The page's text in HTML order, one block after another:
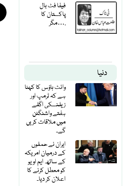
فیفا فٹ بال
پاکستان کا
مگر….
دنیا
وائٹ ہاؤس کا کہنا
ہے کہ ٹرمپ اور
زیلنسکی اگلے
ہفتے واشنگٹن
میں ملاقات کریں
گے۔
ایران نے حملوں
کے درمیان امریکہ
کے ساتھ ایم او یو
کو معطل کرنے کا
اعلان کر دیا۔